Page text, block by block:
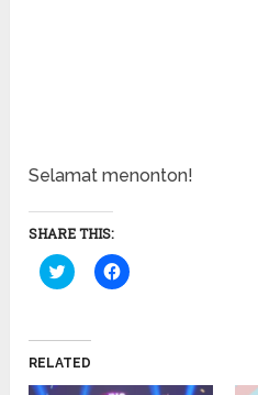
Selamat menonton!
SHARE THIS:
Click
to
(Opens
in
new
window)
Click
to
window)
RELATED